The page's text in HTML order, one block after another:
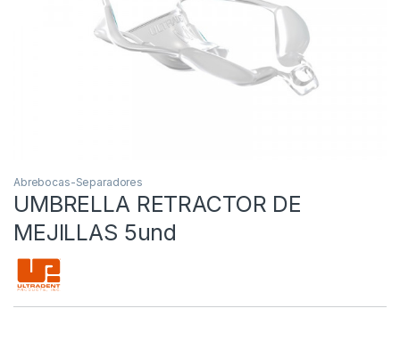
Abrebocas-Separadores
UMBRELLA RETRACTOR DE
MEJILLAS 5und